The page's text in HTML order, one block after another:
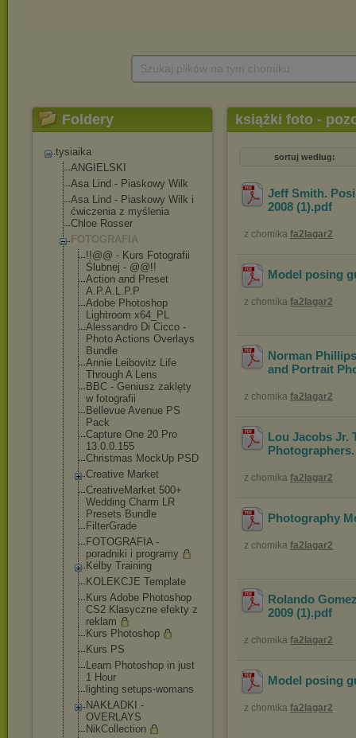
Foldery
tysiaika
ANGIELSKI
Asa Lind - Piaskowy Wilk
Asa Lind - Piaskowy Wilk i
ćwiczenia z myślenia
Chloe Rosser
FOTOGRAFIA
!!@@ - Kurs Fotografii
Ślubnej - @@!!
Action and Preset
A.P.A.L.P.P
Adobe Photoshop
Lightroom x64_PL
Alessandro Di Cicco -
Photo Actions Overlays
Bundle
Annie Leibovitz Life
Through A Lens
BBC - Geniusz zaklęty
w fotografii
Bellevue Avenue PS
Pack
Capture One 20 Pro
13.0.0.155
Christmas MockUp PSD
Creative Market
CreativeMarket 500+
Wedding Charm LR
Presets Bundle
FilterGrade
FOTOGRAFIA -
poradniki i programy
Kelby Training
KOLEKCJE Template
Kurs Adobe Photoshop
CS2 Klasyczne efekty z
reklam
Kurs Photoshop
Kurs PS
Learn Photoshop in just
1 Hour
lighting setups-womans
NAKŁADKI -
OVERLAYS
NikCollection
książki foto -
sortuj według:
Jeff Smith.
2008 (1).pdf
z chomika fa2lagar2
Model posing
z chomika fa2lagar2
Norman
and Portrait
z chomika fa2lagar2
Lou Jacobs Jr.
Photographers.
z chomika fa2lagar2
Photography
z chomika fa2lagar2
Rolando
2009 (1).pdf
z chomika fa2lagar2
Model posing
z chomika fa2lagar2